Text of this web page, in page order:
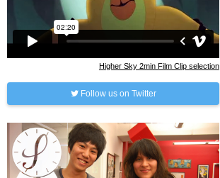
Higher Sky 2min Film Clip selection
Follow us on Twitter